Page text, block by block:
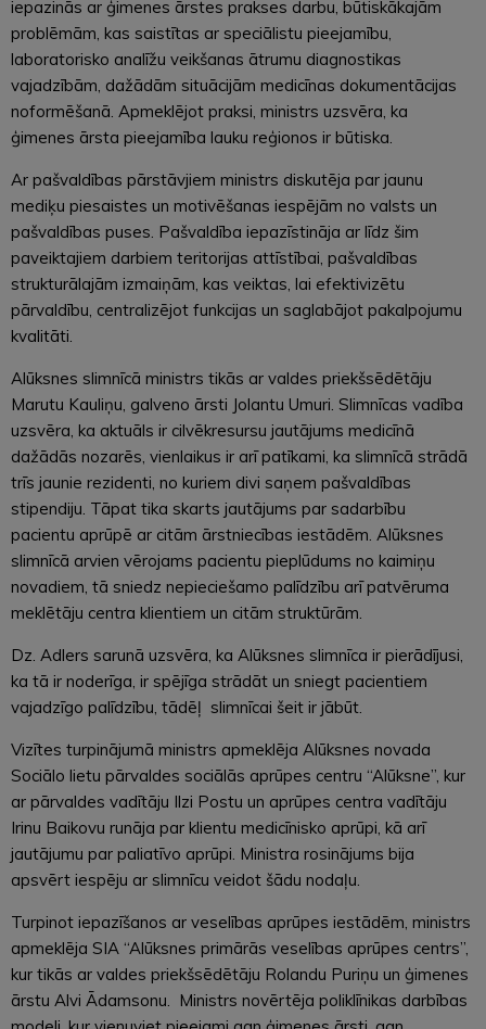
iepazinās ar ģimenes ārstes prakses darbu, būtiskākajām
problēmām, kas saistītas ar speciālistu pieejamību,
laboratorisko analīžu veikšanas ātrumu diagnostikas
vajadzībām, dažādām situācijām medicīnas dokumentācijas
noformēšanā. Apmeklējot praksi, ministrs uzsvēra, ka
ģimenes ārsta pieejamība lauku reģionos ir būtiska.
Ar pašvaldības pārstāvjiem ministrs diskutēja par jaunu
mediķu piesaistes un motivēšanas iespējām no valsts un
pašvaldības puses. Pašvaldība iepazīstināja ar līdz šim
paveiktajiem darbiem teritorijas attīstībai, pašvaldības
strukturālajām izmaiņām, kas veiktas, lai efektivizētu
pārvaldību, centralizējot funkcijas un saglabājot pakalpojumu
kvalitāti.
Alūksnes slimnīcā ministrs tikās ar valdes priekšsēdētāju
Marutu Kauliņu, galveno ārsti Jolantu Umuri. Slimnīcas vadība
uzsvēra, ka aktuāls ir cilvēkresursu jautājums medicīnā
dažādās nozarēs, vienlaikus ir arī patīkami, ka slimnīcā strādā
trīs jaunie rezidenti, no kuriem divi saņem pašvaldības
stipendiju. Tāpat tika skarts jautājums par sadarbību
pacientu aprūpē ar citām ārstniecības iestādēm. Alūksnes
slimnīcā arvien vērojams pacientu pieplūdums no kaimiņu
novadiem, tā sniedz nepieciešamo palīdzību arī patvēruma
meklētāju centra klientiem un citām struktūrām.
Dz. Adlers sarunā uzsvēra, ka Alūksnes slimnīca ir pierādījusi,
ka tā ir noderīga, ir spējīga strādāt un sniegt pacientiem
vajadzīgo palīdzību, tādēļ slimnīcai šeit ir jābūt.
Vizītes turpinājumā ministrs apmeklēja Alūksnes novada
Sociālo lietu pārvaldes sociālās aprūpes centru “Alūksne”, kur
ar pārvaldes vadītāju Ilzi Postu un aprūpes centra vadītāju
Irinu Baikovu runāja par klientu medicīnisko aprūpi, kā arī
jautājumu par paliatīvo aprūpi. Ministra rosinājums bija
apsvērt iespēju ar slimnīcu veidot šādu nodaļu.
Turpinot iepazīšanos ar veselības aprūpes iestādēm, ministrs
apmeklēja SIA “Alūksnes primārās veselības aprūpes centrs”,
kur tikās ar valdes priekšsēdētāju Rolandu Puriņu un ģimenes
ārstu Alvi Ādamsonu. Ministrs novērtēja poliklīnikas darbības